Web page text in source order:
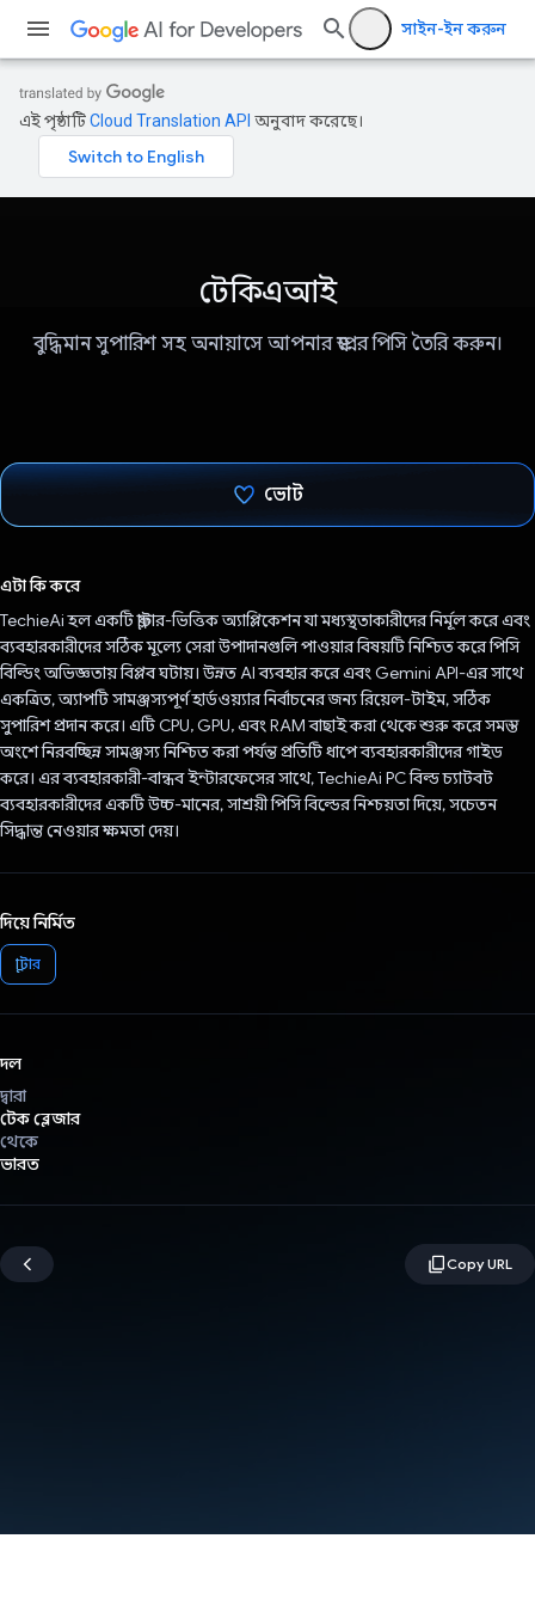
সাইন-ইন করুন
এই পৃষ্ঠাটিCloud Translation API অনুবাদ করেছে।
টেকিএআই
বুদ্ধিমান সুপারিশ সহ অনায়াসে আপনার স্বপ্নের পিসি তৈরি করুন।
ভোট
এটা কি করে
TechieAi হল একটি ফ্লাটার-ভিত্তিক অ্যাপ্লিকেশন যা মধ্যস্থতাকারীদের নির্মূল করে এবং
ব্যবহারকারীদের সঠিক মূল্যে সেরা উপাদানগুলি পাওয়ার বিষয়টি নিশ্চিত করে পিসি
বিল্ডিং অভিজ্ঞতায় বিপ্লব ঘটায়। উন্নত AI ব্যবহার করে এবং Gemini API-এর সাথে
একত্রিত, অ্যাপটি সামঞ্জস্যপূর্ণ হার্ডওয়্যার নির্বাচনের জন্য রিয়েল-টাইম, সঠিক
সুপারিশ প্রদান করে। এটি CPU, GPU, এবং RAM বাছাই করা থেকে শুরু করে সমস্ত
অংশে নিরবচ্ছিন্ন সামঞ্জস্য নিশ্চিত করা পর্যন্ত প্রতিটি ধাপে ব্যবহারকারীদের গাইড
করে। এর ব্যবহারকারী-বান্ধব ইন্টারফেসের সাথে, TechieAi PC বিল্ড চ্যাটবট
ব্যবহারকারীদের একটি উচ্চ-মানের, সাশ্রয়ী পিসি বিল্ডের নিশ্চয়তা দিয়ে, সচেতন
সিদ্ধান্ত নেওয়ার ক্ষমতা দেয়।
দিয়ে নির্মিত
ফ্লাটার
দল
দ্বারা
টেক ব্লেজার
থেকে
ভারত